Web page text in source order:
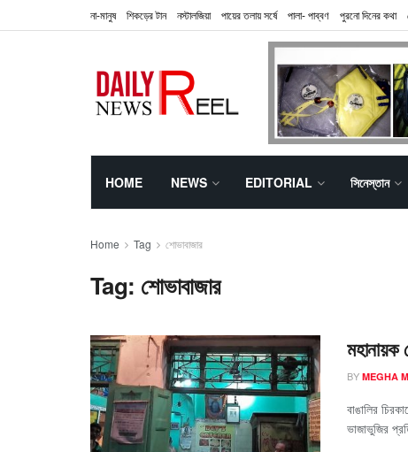
না-মানুষ শিকড়ের টান নস্টালজিয়া পায়ের তলায় সর্ষে পালা- পাব্বণ পুরনো দিনের কথা
HOME NEWS EDITORIAL সিনেস্তান
Home Tag শোভাবাজার
Tag: শোভাবাজার
মহানায়ক
BY MEGHA
বাঙালির
ভাজাভুজির